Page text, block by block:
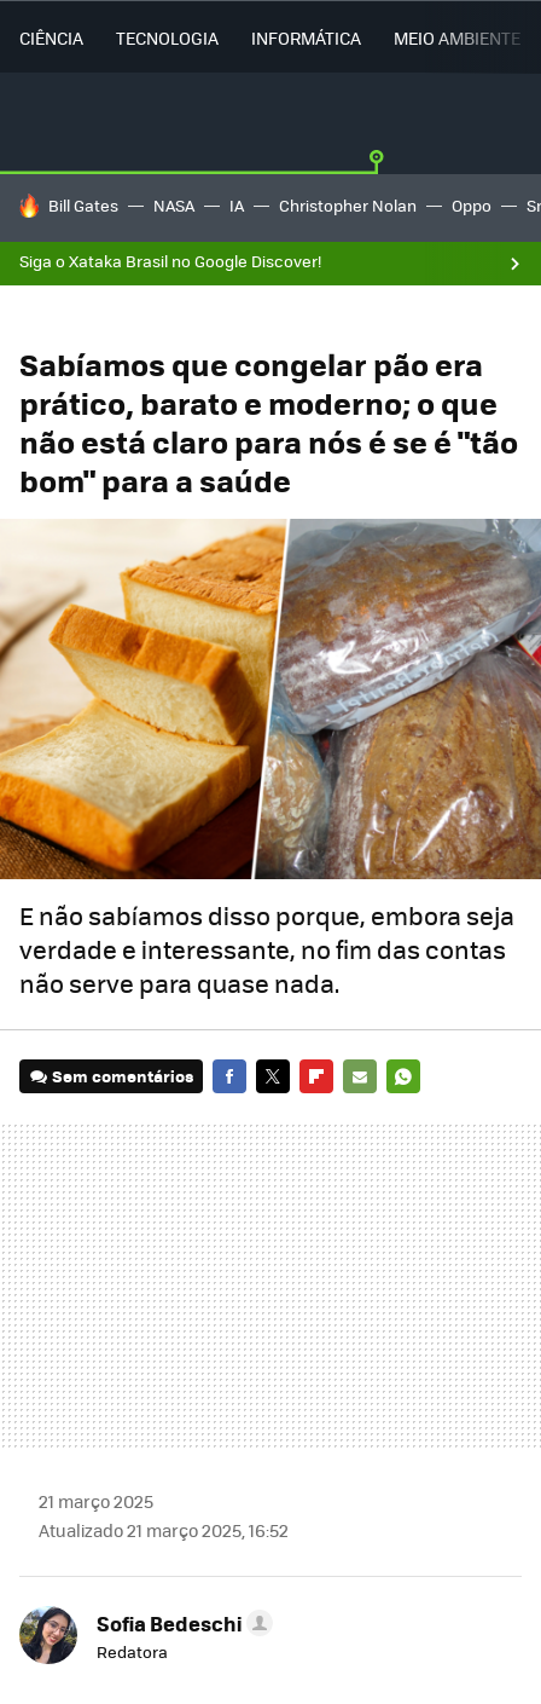
CIÊNCIA TECNOLOGIA INFORMÁTICA MEIO AMBIENTE
TENDÊNCIAS DO DIA
Bill Gates NASA IA Christopher Nolan Oppo
Siga o Xataka Brasil no Google Discover!
Sabíamos que congelar pão era
prático, barato e moderno; o que
não está claro para nós é se é "tão
bom" para a saúde
E não sabíamos disso porque, embora seja
verdade e interessante, no fim das contas
não serve para quase nada.
Sem comentários
MAIL
21 março 2025
Atualizado 21 março 2025, 16:52
Sofia Bedeschi
Redatora